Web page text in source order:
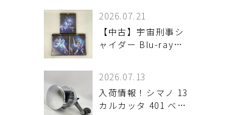
系）27cmが！
2026.07.21
【中古】宇宙刑事シ
ャイダー Blu-ray
2026.07.13
入荷情報！シマノ 13
カルカッタ 401 ベイ